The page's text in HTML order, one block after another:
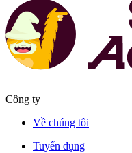
Công ty
Về chúng tôi
Tuyển dụng